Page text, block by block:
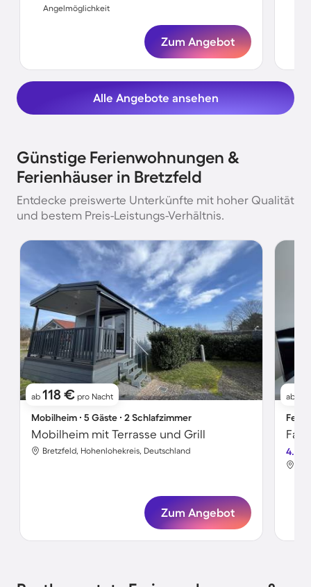
Angelmöglichkeit
Zum Angebot
Alle Angebote ansehen
Günstige Ferienwohnungen &
Ferienhäuser in Bretzfeld
Entdecke preiswerte Unterkünfte mit hoher Qualität
und bestem Preis-Leistungs-Verhältnis.
ab 118 € pro Nacht
Mobilheim ∙ 5 Gäste ∙ 2 Schlafzimmer
Mobilheim mit Terrasse und Grill
Bretzfeld, Hohenlohekreis, Deutschland
Zum Angebot
ab
4.6